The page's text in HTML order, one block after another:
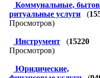
Коммунальные,
ритуальные услуги
(
Просмотров)
Инструмент (15220
Просмотров)
Юридические,